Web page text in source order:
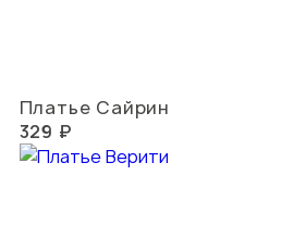
Платье Сайрин
329 ₽